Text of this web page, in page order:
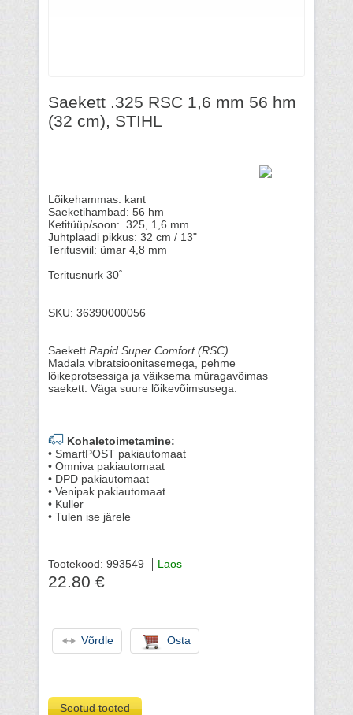
Saekett .325 RSC 1,6 mm 56 hm
(32 cm), STIHL
Lõikehammas: kant
Saeketihambad: 56 hm
Ketitüüp/soon: .325, 1,6 mm
Juhtplaadi pikkus: 32 cm / 13"
Teritusviil: ümar 4,8 mm
Teritusnurk 30˚
SKU: 36390000056
Saekett Rapid Super Comfort (RSC).
Madala vibratsioonitasemega, pehme
lõikeprotsessiga ja väiksema müragavõimas
saekett. Väga suure lõikevõimsusega.
Kohaletoimetamine:
• SmartPOST pakiautomaat
• Omniva pakiautomaat
• DPD pakiautomaat
• Venipak pakiautomaat
• Kuller
• Tulen ise järele
Tootekood: 993549 Laos
22.80 €
Võrdle Osta
Seotud tooted